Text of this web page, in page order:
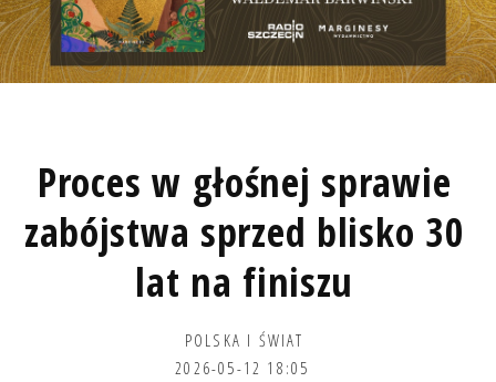
Proces w głośnej sprawie
zabójstwa sprzed blisko 30
lat na finiszu
POLSKA I ŚWIAT
2026-05-12 18:05